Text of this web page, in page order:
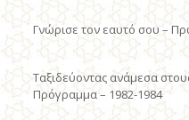
Γνώρισε τον εαυτό σου –
Tαξιδεύοντας ανάμεσα
Πρόγραμμα – 1982-1984